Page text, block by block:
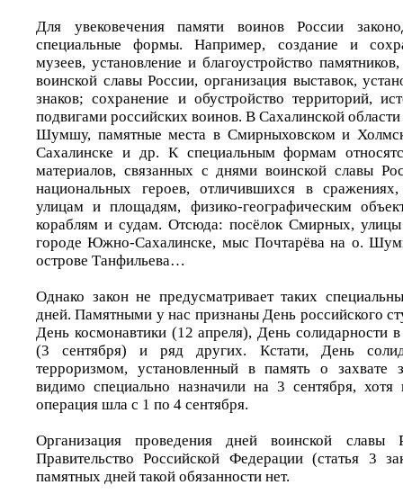
Для увековечения памяти воинов России
специальные формы. Например, создание и
музеев, установление и благоустройство
воинской славы России, организация выставок,
знаков; сохранение и обустройство территорий,
подвигами российских воинов. В Сахалинской
Шумшу, памятные места в Смирныховском и
Сахалинске и др. К специальным формам
материалов, связанных с днями воинской славы
национальных героев, отличившихся в
улицам и площадям, физико-географическим
кораблям и судам. Отсюда: посёлок Смирных,
городе Южно-Сахалинске, мыс Почтарёва на о.
острове Танфильева…
Однако закон не предусматривает таких
дней. Памятными у нас признаны День российского
День космонавтики (12 апреля), День солидарности
(3 сентября) и ряд других. Кстати, День
терроризмом, установленный в память о захвате
видимо специально назначили на 3 сентября, хотя
операция шла с 1 по 4 сентября.
Организация проведения дней воинской славы
Правительство Российской Федерации (статья 3
памятных дней такой обязанности нет.